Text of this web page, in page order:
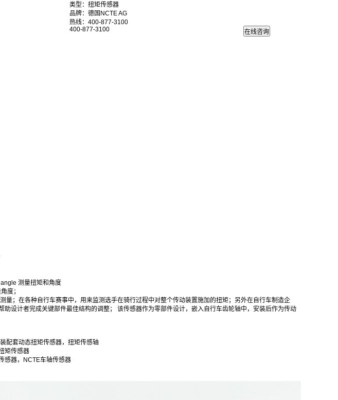
类型：扭矩传感器
品牌：德国NCTE AG
热线：400-877-3100
400-877-3100
测量扭矩和角度
度；
量；在各种自行车赛事中，用来监测选手在骑行过程中对整个传动装置施加的扭矩；另外在自行车制造企
设计者完成关键部件最佳结构的调整； 该传感器作为零部件设计，嵌入自行车齿轮轴中，安装后作为传动
配套动态扭矩传感器，扭矩传感轴
矩传感器
感器，NCTE车轴传感器